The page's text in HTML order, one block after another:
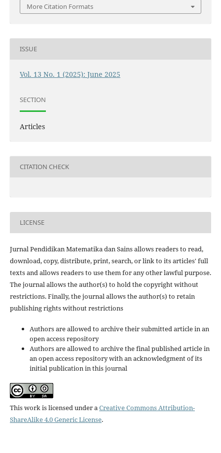
More Citation Formats
ISSUE
Vol. 13 No. 1 (2025): June 2025
SECTION
Articles
CITATION CHECK
LICENSE
Jurnal Pendidikan Matematika dan Sains allows readers to read,
download, copy, distribute, print, search, or link to its articles' full
texts and allows readers to use them for any other lawful purpose.
The journal allows the author(s) to hold the copyright without
restrictions. Finally, the journal allows the author(s) to retain
publishing rights without restrictions
Authors are allowed to archive their submitted article in an
open access repository
Authors are allowed to archive the final published article in
an open access repository with an acknowledgment of its
initial publication in this journal
This work is licensed under aCreative Commons Attribution-
ShareAlike 4.0 Generic License.